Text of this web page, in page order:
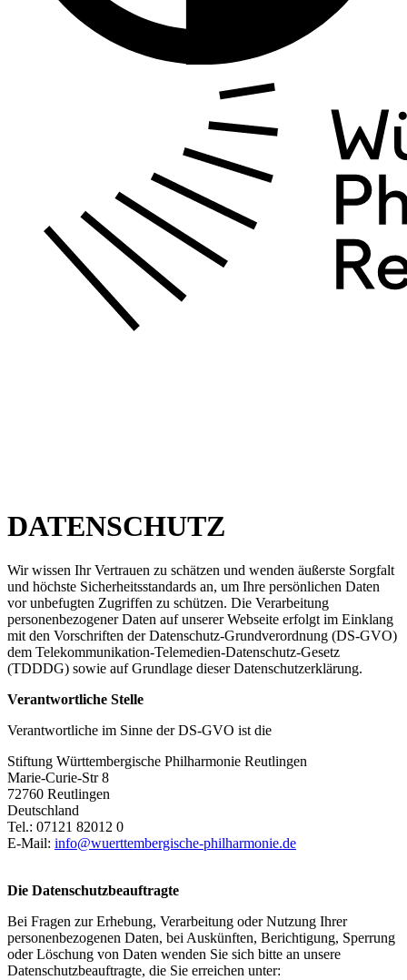
DATENSCHUTZ
Wir wissen Ihr Vertrauen zu schätzen und wenden äußerste Sorgfalt
und höchste Sicherheitsstandards an, um Ihre persönlichen Daten
vor unbefugten Zugriffen zu schützen. Die Verarbeitung
personenbezogener Daten auf unserer Webseite erfolgt im Einklang
mit den Vorschriften der Datenschutz-Grundverordnung (DS-GVO)
dem Telekommunikation-Telemedien-Datenschutz-Gesetz
(TDDDG) sowie auf Grundlage dieser Datenschutzerklärung.
Verantwortliche Stelle
Verantwortliche im Sinne der DS-GVO ist die
Stiftung Württembergische Philharmonie Reutlingen
Marie-Curie-Str 8
72760 Reutlingen
Deutschland
Tel.: 07121 82012 0
E-Mail: info@wuerttembergische-philharmonie.de
Die Datenschutzbeauftragte
Bei Fragen zur Erhebung, Verarbeitung oder Nutzung Ihrer
personenbezogenen Daten, bei Auskünften, Berichtigung, Sperrung
oder Löschung von Daten wenden Sie sich bitte an unsere
Datenschutzbeauftragte, die Sie erreichen unter: